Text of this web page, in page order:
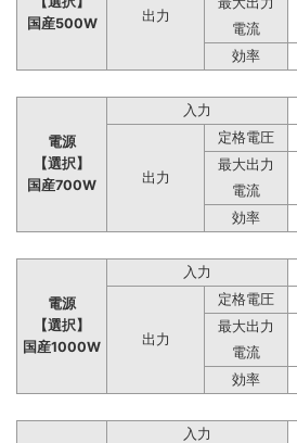
国産500W
出力
電流
効率
電源
【選択】
国産700W
入力
出力
定格電圧
最大出力
電流
効率
電源
【選択】
国産1000W
入力
出力
定格電圧
最大出力
電流
効率
入力